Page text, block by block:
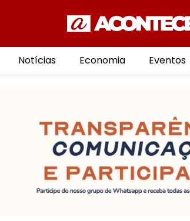
Notícias Economia Eventos